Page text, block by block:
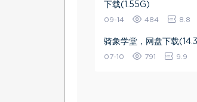
下载(1.55G)
09-14 484 8.8
骑象学堂，网盘下载
07-10 791 9.9